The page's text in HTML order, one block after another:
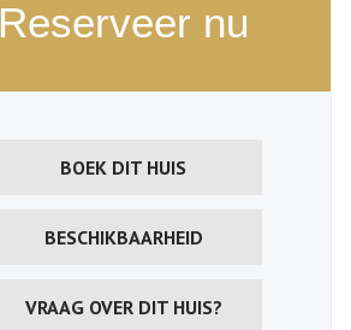
Reserveer nu
BOEK DIT HUIS
BESCHIKBAARHEID
VRAAG OVER DIT HUIS?